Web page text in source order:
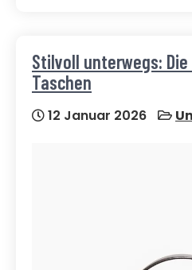
Stilvoll unterwegs:
Taschen
12 Januar 2026